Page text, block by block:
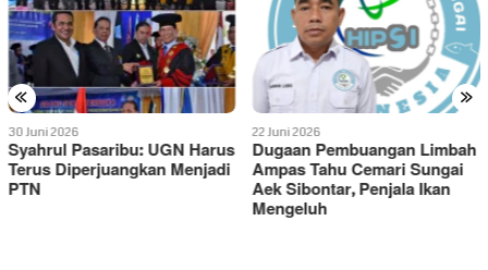
« »
22 Juni 2026
Dugaan Pembuangan Limbah
Ampas Tahu Cemari Sungai
Aek Sibontar, Penjala Ikan
20 Juni 2026
Turnamen Tenis Meja
Kapolres Padangsidimpuan
Cup Meriahkan HUT
Bhayangkara ke-80